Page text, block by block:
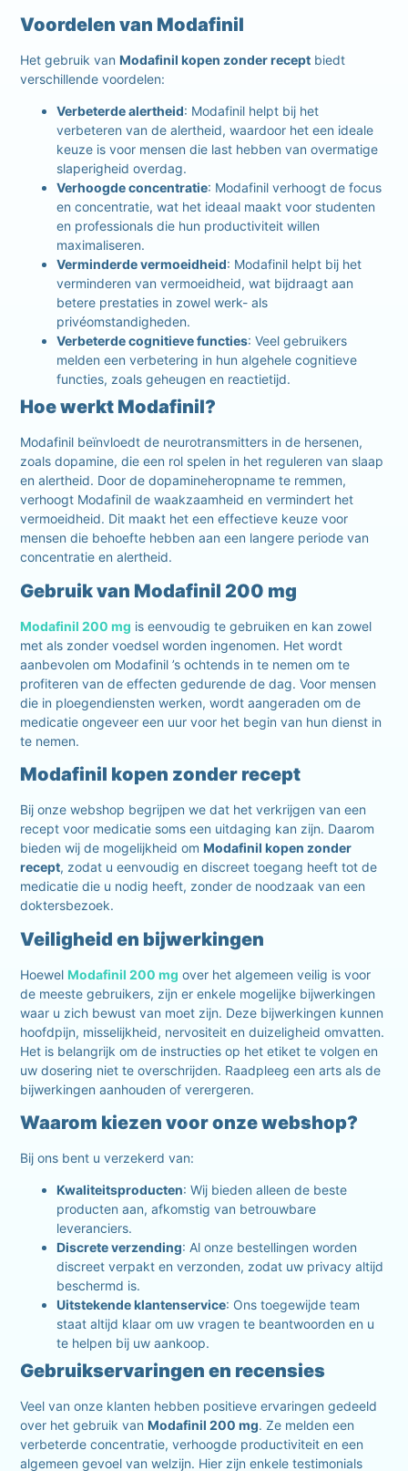
Voordelen van Modafinil
Het gebruik vanModafinil kopen zonder recept biedt
verschillende voordelen:
Verbeterde alertheid: Modafinil helpt bij het
verbeteren van de alertheid, waardoor het een ideale
keuze is voor mensen die last hebben van overmatige
slaperigheid overdag.
Verhoogde concentratie: Modafinil verhoogt de focus
en concentratie, wat het ideaal maakt voor studenten
en professionals die hun productiviteit willen
maximaliseren.
Verminderde vermoeidheid: Modafinil helpt bij het
verminderen van vermoeidheid, wat bijdraagt aan
betere prestaties in zowel werk- als
privéomstandigheden.
Verbeterde cognitieve functies: Veel gebruikers
melden een verbetering in hun algehele cognitieve
functies, zoals geheugen en reactietijd.
Hoe werkt Modafinil?
Modafinil beïnvloedt de neurotransmitters in de hersenen,
zoals dopamine, die een rol spelen in het reguleren van slaap
en alertheid. Door de dopamineheropname te remmen,
verhoogt Modafinil de waakzaamheid en vermindert het
vermoeidheid. Dit maakt het een effectieve keuze voor
mensen die behoefte hebben aan een langere periode van
concentratie en alertheid.
Gebruik van Modafinil 200 mg
Modafinil 200 mg is eenvoudig te gebruiken en kan zowel
met als zonder voedsel worden ingenomen. Het wordt
aanbevolen om Modafinil ’s ochtends in te nemen om te
profiteren van de effecten gedurende de dag. Voor mensen
die in ploegendiensten werken, wordt aangeraden om de
medicatie ongeveer een uur voor het begin van hun dienst in
te nemen.
Modafinil kopen zonder recept
Bij onze webshop begrijpen we dat het verkrijgen van een
recept voor medicatie soms een uitdaging kan zijn. Daarom
bieden wij de mogelijkheid omModafinil kopen zonder
recept, zodat u eenvoudig en discreet toegang heeft tot de
medicatie die u nodig heeft, zonder de noodzaak van een
doktersbezoek.
Veiligheid en bijwerkingen
Hoewel Modafinil 200 mg over het algemeen veilig is voor
de meeste gebruikers, zijn er enkele mogelijke bijwerkingen
waar u zich bewust van moet zijn. Deze bijwerkingen kunnen
hoofdpijn, misselijkheid, nervositeit en duizeligheid omvatten.
Het is belangrijk om de instructies op het etiket te volgen en
uw dosering niet te overschrijden. Raadpleeg een arts als de
bijwerkingen aanhouden of verergeren.
Waarom kiezen voor onze webshop?
Bij ons bent u verzekerd van:
Kwaliteitsproducten: Wij bieden alleen de beste
producten aan, afkomstig van betrouwbare
leveranciers.
Discrete verzending: Al onze bestellingen worden
discreet verpakt en verzonden, zodat uw privacy altijd
beschermd is.
Uitstekende klantenservice: Ons toegewijde team
staat altijd klaar om uw vragen te beantwoorden en u
te helpen bij uw aankoop.
Gebruikservaringen en recensies
Veel van onze klanten hebben positieve ervaringen gedeeld
over het gebruik vanModafinil 200 mg. Ze melden een
verbeterde concentratie, verhoogde productiviteit en een
algemeen gevoel van welzijn. Hier zijn enkele testimonials